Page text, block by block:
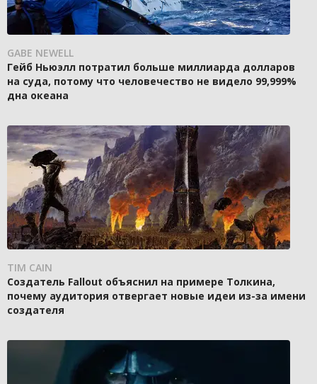
GABE NEWELL
Гейб Ньюэлл потратил больше миллиарда долларов
на суда, потому что человечество не видело 99,999%
дна океана
TIM CAIN
Создатель Fallout объяснил на примере Толкина,
почему аудитория отвергает новые идеи из-за имени
создателя